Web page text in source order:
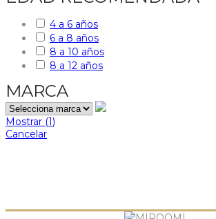
4 a 6 años
6 a 8 años
8 a 10 años
8 a 12 años
MARCA
Mostrar (1)
Cancelar